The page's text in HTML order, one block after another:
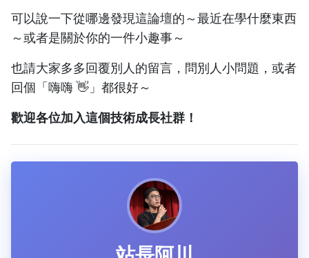
可以說一下從哪邊發現這論壇的～最近在學什麼東西
～或者是關於你的一件小趣事～
也請大家多多回覆別人的留言，問別人小問題，或者
回個「嗨嗨 👋」都很好～
歡迎各位加入這個技術成長社群！